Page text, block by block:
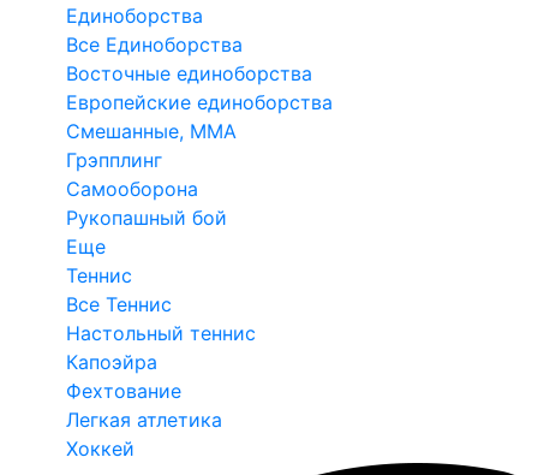
Единоборства
Все Единоборства
Восточные единоборства
Европейские единоборства
Смешанные, ММА
Грэпплинг
Самооборона
Рукопашный бой
Еще
Теннис
Все Теннис
Настольный теннис
Капоэйра
Фехтование
Легкая атлетика
Хоккей